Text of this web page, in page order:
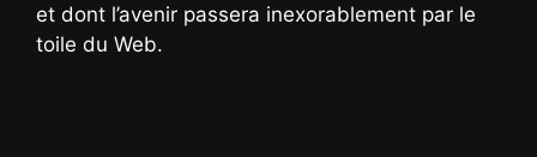
et dont l’avenir passera inexorablement par le
toile du Web.